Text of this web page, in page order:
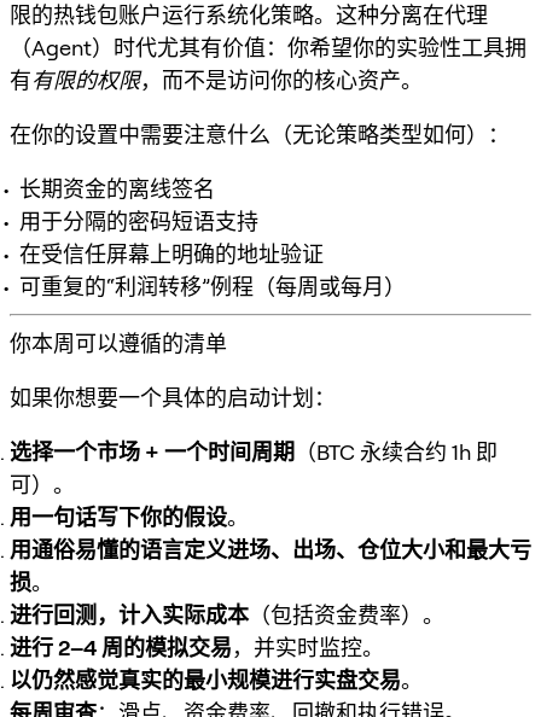
限的热钱包账户运行系统化策略。这种分离在代理
（Agent）时代尤其有价值：你希望你的实验性工具拥
有有限的权限，而不是访问你的核心资产。
在你的设置中需要注意什么（无论策略类型如何）：
长期资金的离线签名
用于分隔的密码短语支持
在受信任屏幕上明确的地址验证
可重复的“利润转移”例程（每周或每月）
你本周可以遵循的清单
如果你想要一个具体的启动计划：
选择一个市场 + 一个时间周期 （BTC 永续合约 1h 即
可）。
用一句话写下你的假设。
用通俗易懂的语言定义进场、出场、仓位大小和最大亏
损。
进行回测，计入实际成本（包括资金费率）。
进行 2–4 周的模拟交易，并实时监控。
以仍然感觉真实的最小规模进行实盘交易。